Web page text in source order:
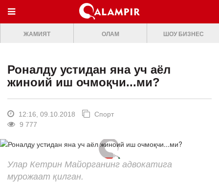
МЕНЮ
ONLINE TV
ЖАМИЯТ
ШОУ-БИЗНЕС
Мусиқа
Клип
ЖАМИЯТ ОЛАМ ШОУ БИЗНЕС
Роналду устидан яна уч аёл
жиноий иш очмоқчи...ми?
12:16, 09.10.2018
Спорт
9 777
Улар Кетрин Майорганинг адвокатига
мурожаат қилган.